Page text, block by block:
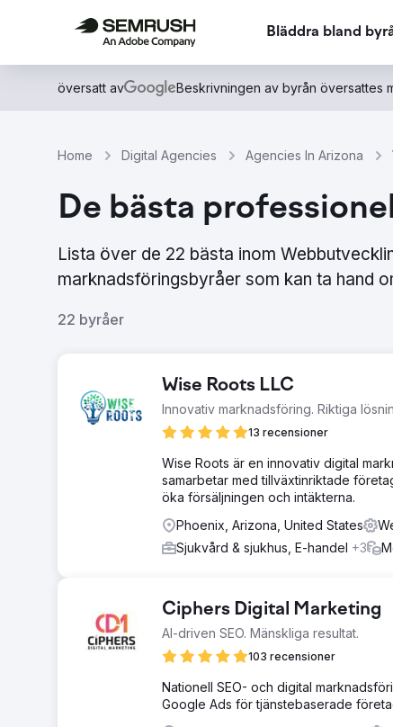
Bläddra bland
översatt av Beskrivningen av byrån översattes
Home Digital Agencies Agencies In Arizona
De bästa
Lista över de 22 bästa inom
marknadsföringsbyråer som kan ta hand
22 byråer
Wise Roots LLC
Innovativ marknadsföring. Riktiga
13 recensioner
Wise Roots är en innovativ digital
samarbetar med tillväxtinriktade
öka försäljningen och intäkterna.
Phoenix, Arizona, United States
Sjukvård & sjukhus, E-handel +3
Ciphers Digital Marketing
AI-driven SEO. Mänskliga resultat.
103 recensioner
Nationell SEO- och digital
Google Ads för tjänstebaserade